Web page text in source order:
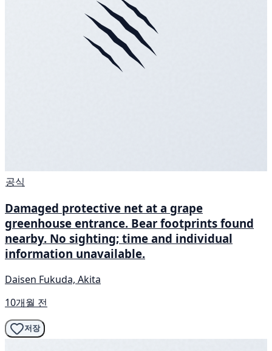
공식
Damaged protective net at a grape
greenhouse entrance. Bear footprints found
nearby. No sighting; time and individual
information unavailable.
Daisen Fukuda, Akita
10개월 전
저장